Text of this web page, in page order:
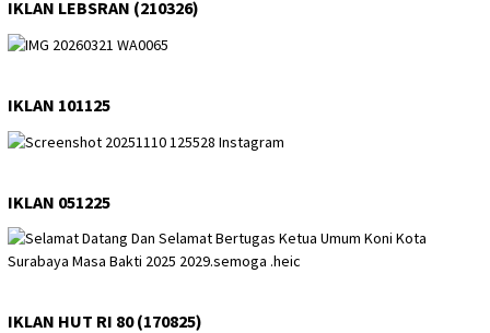
IKLAN LEBSRAN (210326)
IKLAN 101125
IKLAN 051225
IKLAN HUT RI 80 (170825)